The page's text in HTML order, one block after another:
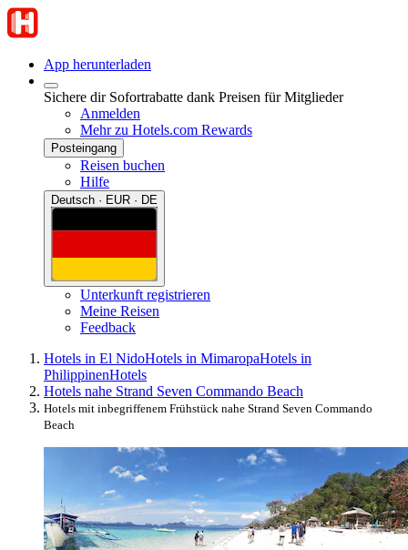
App herunterladen
Sichere dir Sofortrabatte dank Preisen für Mitglieder
Anmelden
Mehr zu Hotels.com Rewards
Posteingang
Reisen buchen
Hilfe
Deutsch · EUR · DE
Unterkunft registrieren
Meine Reisen
Feedback
Hotels in El NidoHotels in MimaropaHotels in
PhilippinenHotels
Hotels nahe Strand Seven Commando Beach
Hotels mit inbegriffenem Frühstück nahe Strand Seven Commando
Beach